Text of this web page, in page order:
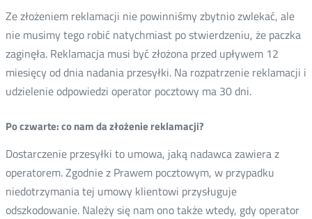
Ze złożeniem reklamacji nie powinniśmy zbytnio zwlekać, ale
nie musimy tego robić natychmiast po stwierdzeniu, że paczka
zaginęła. Reklamacja musi być złożona przed upływem 12
miesięcy od dnia nadania przesyłki. Na rozpatrzenie reklamacji i
udzielenie odpowiedzi operator pocztowy ma 30 dni.
Po czwarte: co nam da złożenie reklamacji?
Dostarczenie przesyłki to umowa, jaką nadawca zawiera z
operatorem. Zgodnie z Prawem pocztowym, w przypadku
niedotrzymania tej umowy klientowi przysługuje
odszkodowanie. Należy się nam ono także wtedy, gdy operator